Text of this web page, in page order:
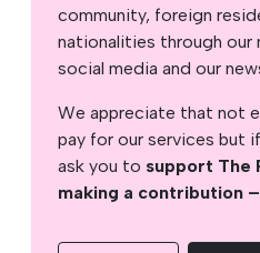
community, foreign
nationalities through our
social media and our
We appreciate that not
pay for our services but
ask you to support The
making a contribution